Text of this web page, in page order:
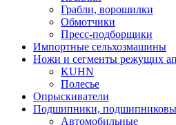
Грабли, ворошилки
Обмотчики
Пресс-подборщики
Импортные сельхозмашины
Ножи и сегменты режущих
KUHN
Полесье
Опрыскиватели
Подшипники,
Автомобильные